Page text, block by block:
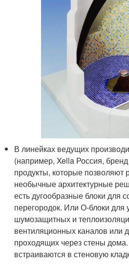
В линейках ведущих
(например, Xella Россия,
продукты, которые позволяют
необычные архитектурные
есть дугообразные блоки для
перегородок. Или О-блоки для
шумозащитных и
вентиляционных каналов или
проходящих через стены
встраиваются в стеновую